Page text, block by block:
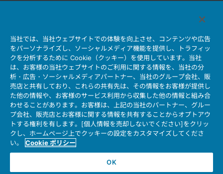
会社情報 サステナビリティ IR情報 採用情報
会社情報新着一覧
製品情報新着一覧
サイトマップ お問い合わせ
個人情報保護ポリシー
JAE Cookie Policy
ウェブアクセシビリティ方針
マイナンバー情報保護ポリシー
当社ウェブサイトのご利用について
ソーシャルメディア公式アカウント運用ポリシー
当社では、当社ウェブサイトでの体験を向上させ、コンテンツや広告
をパーソナライズし、ソーシャルメディア機能を提供し、トラフィッ
クを分析するために Cookie（クッキー）を使用しています。当社
は、お客様の当社ウェブサイトのご利用に関する情報を、当社の分
析・広告・ソーシャルメディアパートナー、当社のグループ会社、販
売店と共有しており、これらの共有先は、その情報をお客様が提供し
た他の情報や、お客様のサービス利用から収集した他の情報と組み合
わせることがあります。お客様は、上記の当社のパートナー、グルー
プ会社、販売店とお客様に関する情報を共有することからオプトアウ
トする権利を有します。[個人情報を売却しないでください]をクリッ
クし、ホームページ上でクッキーの設定をカスタマイズしてくださ
い。
Cookie ポリシー
OK